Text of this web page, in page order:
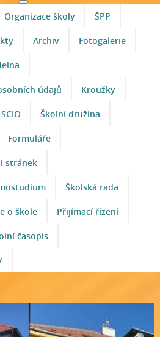
Organizace školy ŠPP
Archiv Fotogalerie
údajů Kroužky
SCIO Školní družina
Formuláře
stránek
Školská rada
o škole Přijímací řízení
časopis